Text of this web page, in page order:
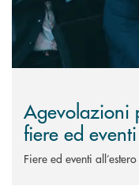
Agevolazioni
fiere ed
Fiere ed eventi all’estero